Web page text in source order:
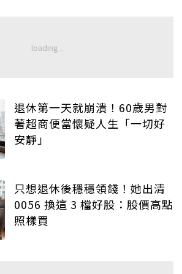
退休第一天就崩潰！60歲男對
著超商便當懷疑人生「一切好
安靜」
只想退休後穩穩領錢！她出清
0056 換這 3 檔好股：股價高點
照樣買